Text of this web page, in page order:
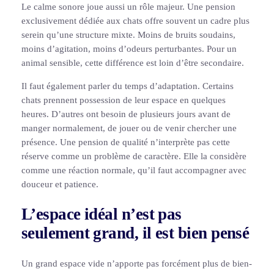
Le calme sonore joue aussi un rôle majeur. Une pension
exclusivement dédiée aux chats offre souvent un cadre plus
serein qu’une structure mixte. Moins de bruits soudains,
moins d’agitation, moins d’odeurs perturbantes. Pour un
animal sensible, cette différence est loin d’être secondaire.
Il faut également parler du temps d’adaptation. Certains
chats prennent possession de leur espace en quelques
heures. D’autres ont besoin de plusieurs jours avant de
manger normalement, de jouer ou de venir chercher une
présence. Une pension de qualité n’interprète pas cette
réserve comme un problème de caractère. Elle la considère
comme une réaction normale, qu’il faut accompagner avec
douceur et patience.
L’espace idéal n’est pas
seulement grand, il est bien pensé
Un grand espace vide n’apporte pas forcément plus de bien-